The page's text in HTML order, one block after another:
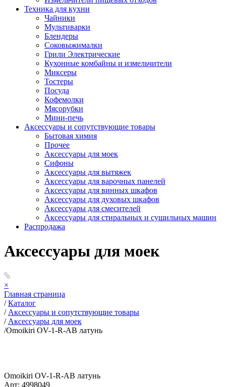
Техника для кухни
Чайники
Мультиварки
Блендеры
Соковыжималки
Грили Электрические
Кухонные комбайны и измельчители
Миксеры
Тостеры
Посуда
Кофемолки
Мясорубки
Мини-печь
Аксессуары и сопутствующие товары
Бытовая химия
Прочее
Аксессуары для моек
Сифоны
Аксессуары для вытяжек
Аксессуары для варочных панелей
Аксессуары для винных шкафов
Аксессуары для духовых шкафов
Аксессуары для смесителей
Аксессуары для стиральных и сушильных машин
Распродажа
Аксессуары для моек
×
Главная страница
/ Каталог
/ Аксессуары и сопутствующие товары
/ Аксессуары для моек
/Omoikiri OV-1-R-AB латунь
Omoikiri OV-1-R-AB латунь
Арт: 4998049